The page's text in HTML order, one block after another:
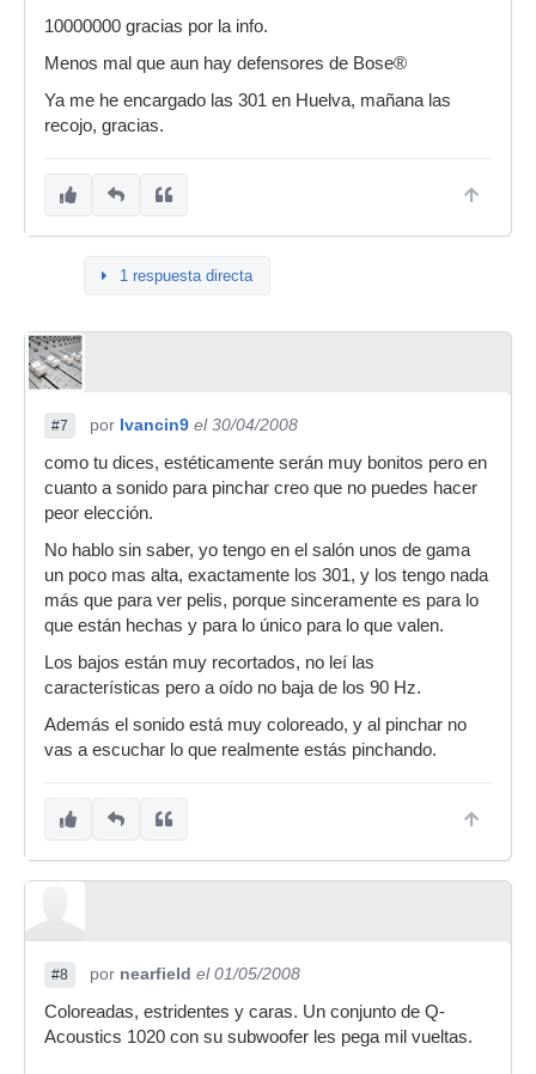
10000000 gracias por la info.
Menos mal que aun hay defensores de Bose®
Ya me he encargado las 301 en Huelva, mañana las
recojo, gracias.
1 respuesta directa
#7 por Ivancin9 el 30/04/2008
como tu dices, estéticamente serán muy bonitos pero en
cuanto a sonido para pinchar creo que no puedes hacer
peor elección.
No hablo sin saber, yo tengo en el salón unos de gama
un poco mas alta, exactamente los 301, y los tengo nada
más que para ver pelis, porque sinceramente es para lo
que están hechas y para lo único para lo que valen.
Los bajos están muy recortados, no leí las
características pero a oído no baja de los 90 Hz.
Además el sonido está muy coloreado, y al pinchar no
vas a escuchar lo que realmente estás pinchando.
#8 por nearfield el 01/05/2008
Coloreadas, estridentes y caras. Un conjunto de Q-
Acoustics 1020 con su subwoofer les pega mil vueltas.